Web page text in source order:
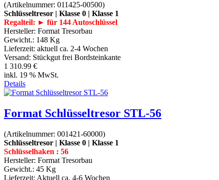
(Artikelnummer: 011425-00500)
Schlüsseltresor | Klasse 0 | Klasse 1
Regalteil: ► für 144 Autoschlüssel
Hersteller: Format Tresorbau
Gewicht.: 148 Kg
Lieferzeit: aktuell ca. 2-4 Wochen
Versand: Stückgut frei Bordsteinkante
1 310.99 €
inkl. 19 % MwSt.
Details
Format Schlüsseltresor STL-56
(Artikelnummer: 001421-60000)
Schlüsseltresor | Klasse 0 | Klasse 1
Schlüsselhaken : 56
Hersteller: Format Tresorbau
Gewicht.: 45 Kg
Lieferzeit: Aktuell ca. 4-6 Wochen